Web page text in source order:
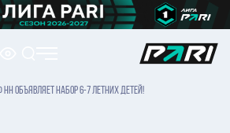
НН ОБЪЯВЛЯЕТ НАБОР 6-7 ЛЕТНИХ ДЕТЕЙ!